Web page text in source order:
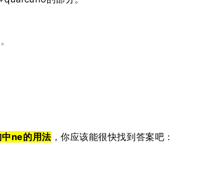
ne的用法，你应该能很快找到答案吧 ：